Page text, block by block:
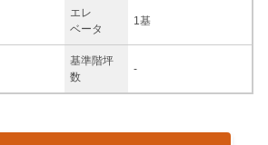
エレ
ベータ
1基
基準階坪
数
-